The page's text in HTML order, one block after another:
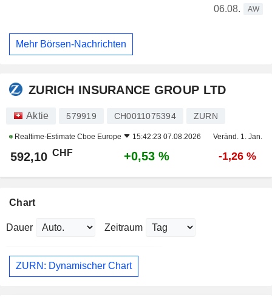
06.08.
AW
Mehr Börsen-Nachrichten
ZURICH INSURANCE GROUP LTD
Aktie 579919 CH0011075394 ZURN
Realtime-Estimate Cboe Europe 15:42:23 07.08.2026 Veränd. 1. Jan.
592,10 CHF +0,53 % -1,26 %
Chart
Dauer Zeitraum
ZURN: Dynamischer Chart